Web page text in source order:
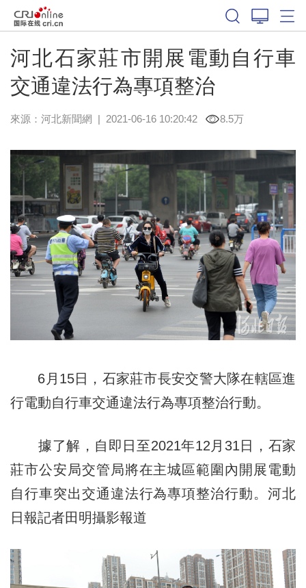
河北石家莊市開展電動自行車
交通違法行為專項整治
來源： 河北新聞網 | 2021-06-16 10:20:42 8.5万
6月15日，石家莊市長安交警大隊在轄區進
行電動自行車交通違法行為專項整治行動。
據了解，自即日至2021年12月31日，石家
莊市公安局交管局將在主城區範圍內開展電動
自行車突出交通違法行為專項整治行動。河北
日報記者田明攝影報道